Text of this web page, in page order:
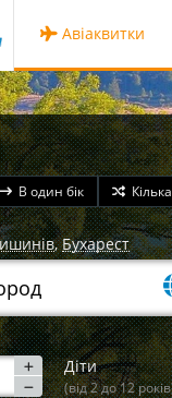
Авіаквитки
В один бік
,Бухарест
Діти
(від 2 до 12